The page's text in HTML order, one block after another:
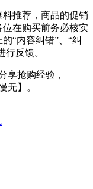
推荐，商品的促销
在购买前务必核实
“内容纠错”、“纠
行反馈。
享抢购经验，
无】。